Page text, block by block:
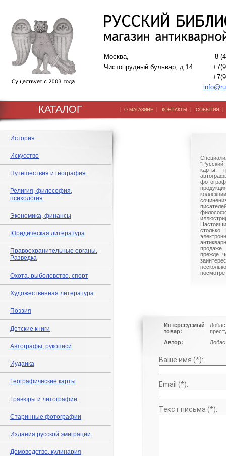
Москва,
Чистопрудный бульвар, д.14
8
КАТАЛОГ | О МАГАЗИНЕ | КОНТАКТЫ | СОБЫТИЯ
История
Искусство
Путешествия и география
Религия, философия,
психология
Экономика, финансы
Юридическая литература
Правоохранительные органы.
Разведка
Охота, рыболовство, спорт
Художественная литература
Поэзия
Детские книги
Автографы, рукописи
Иудаика
Географические карты
Гравюры и литографии
Старинные фотографии
Издания русской эмиграции
Домоводство, кулинария
"Русский
карты,
столько
прежде
Интересуемый
товар:
Автор:
Ваше имя (*):
Email (*):
Текст письма (*):